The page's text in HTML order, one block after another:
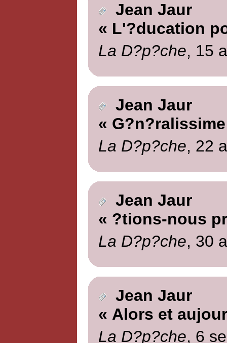
Jean Jaur
« L'?ducation
La D?p?che, 15
Jean Jaur
«
La D?p?che, 22
Jean Jaur
« ?tions-nous
La D?p?che, 30
Jean Jaur
« Alors et
La D?p?che, 6